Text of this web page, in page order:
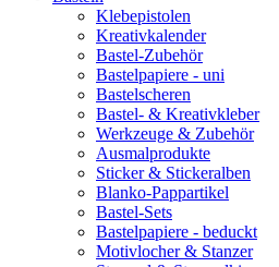
Klebepistolen
Kreativkalender
Bastel-Zubehör
Bastelpapiere - uni
Bastelscheren
Bastel- & Kreativkleber
Werkzeuge & Zubehör
Ausmalprodukte
Sticker & Stickeralben
Blanko-Pappartikel
Bastel-Sets
Bastelpapiere - beduckt
Motivlocher & Stanzer